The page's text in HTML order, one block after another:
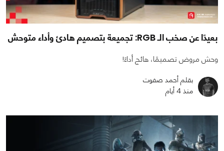
بعيدًا عن صخب الـ RGB: تجميعة بتصميم هادئ وأداء متوحش
وحش مروض تصميمًا، هائج أداءً!
بقلم أحمد صفوت
منذ 4 أيام